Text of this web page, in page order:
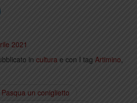
2021
in cultura e con I tag Artimino,
Pasqua un coniglietto